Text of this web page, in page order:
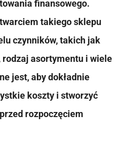
finansowego.
takiego sklepu
czynników, takich jak
asortymentu i wiele
jest, aby dokładnie
koszty i stworzyć
rozpoczęciem